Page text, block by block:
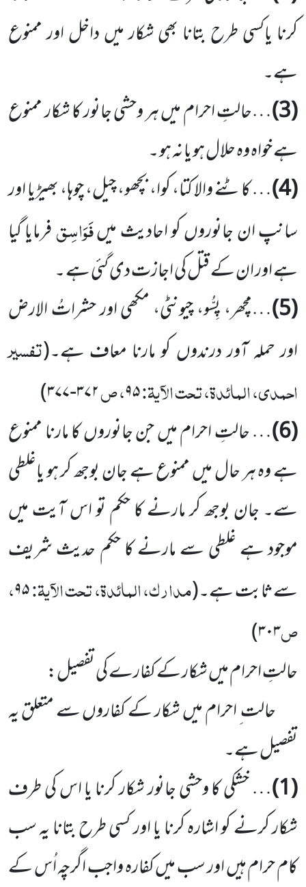
کرنا یاکسی طرح بتانا بھی شکار میں داخل اور ممنوع
ہے۔
(3) …حالتِ احرام میں ہر وحشی جانور کا شکار ممنوع
ہے خواہ وہ حلال ہو یا نہ ہو ۔
(4) … کاٹنے والا کتا، کوا، بچھو، چیل، چوہا، بھیڑیا اور
سانپ ان جانوروں کو احادیث میںفَوَاسِقفرمایا گیا
ہے اور ان کے قتل کی اجازت دی گئی ہے ۔
(5) …مچھر، پِسُّو، چیونٹی، مکھی اور حشراتُ الارض
اور حملہ آور درندوں کو مارنا معاف ہے۔(تفسیر
احمدی، المائدۃ، تحت الآیۃ:۹۵، ص۳۷۲-۳۷۷
)
(6) … حالتِ احرام میں جن جانوروں کا مارنا ممنوع
ہے وہ ہر حال میں ممنوع ہے جان بوجھ کر ہو یاغلطی
سے۔ جان بوجھ کر مارنے کا حکم تو اس آیت میں
موجود ہے غلطی سے مارنے کا حکم حدیث شریف
سے ثابت ہے۔(مدارک، المائدۃ، تحت الآیۃ:۹۵،
ص۳۰۳)
حالتِ احرام میں شکار کے کفارے کی تفصیل:
حالت ِ احرام میں شکار کے کفاروں سے متعلق یہ
تفصیل ہے۔
(1) … خشکی کا وحشی جانور شکار کرنا یا اس کی طرف
شکار کرنے کو اشارہ کرنا یا اور کسی طرح بتانا یہ سب
کام حرام ہیں اور سب میں کفارہ واجب اگرچہ اُس کے